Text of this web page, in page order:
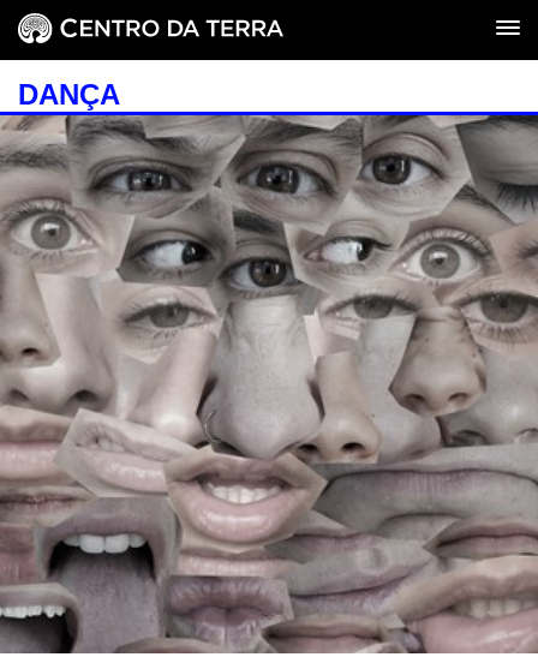
DANÇA